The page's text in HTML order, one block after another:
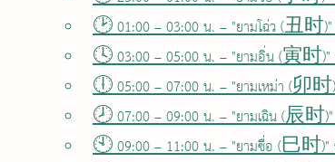
🕑 01:00 – 03:00 น. – "ยามโฉ่ว (丑时)"
🕓 03:00 – 05:00 น. – "ยามอิ่น (寅时)"
🕕 05:00 – 07:00 น. – "ยามเหม่า (卯时)"
🕗 07:00 – 09:00 น. – "ยามเฉิน (辰时)"
🕙 09:00 – 11:00 น. – "ยามซื่อ (巳时)" ช่